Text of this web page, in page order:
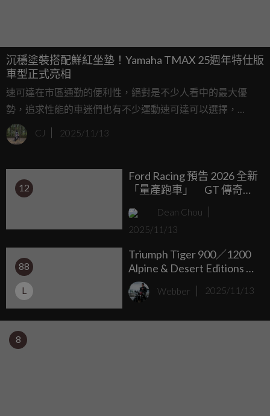
沉穩塗裝搭配鮮紅坐墊！Yamaha TMAX 25週年特仕版
車型正式亮相
速可達在市區通勤的便利性，絕對是不少人看中的最大優
勢，追求性能的車迷們也有不少運動速可達可以選擇，
Yamaha TMAX車系就是這個車種的長青樹之一。而今年也剛
好迎來該車係推出25週年，Yamaha也順勢推出了特仕版車型
CJ 2025/11/13
12
Ford Racing 預告 2026 全新
「量產跑車」 GT 傳奇是
Dean Chou
2025/11/13
88
L
Triumph Tiger 900／1200
Alpine & Desert Editions 雪
線之上、沙丘之下，雙界
王者特仕版本登場
Webber 2025/11/13
8